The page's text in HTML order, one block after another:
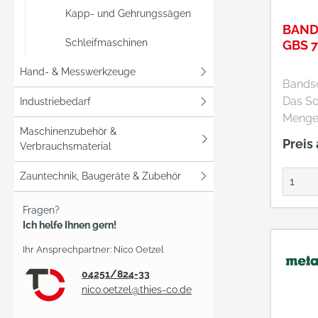
Kapp- und Gehrungssägen
Schleifmaschinen
Hand- & Messwerkzeuge
Industriebedarf
Maschinenzubehör &
Verbrauchsmaterial
Zauntechnik, Baugeräte & Zubehör
Fragen?
Ich helfe Ihnen gern!
Ihr Ansprechpartner: Nico Oetzel
04251/824-33
nico.oetzel@thies-co.de
des
durch
es
von
sie
(wie
GBS
Das
sehr
Preis